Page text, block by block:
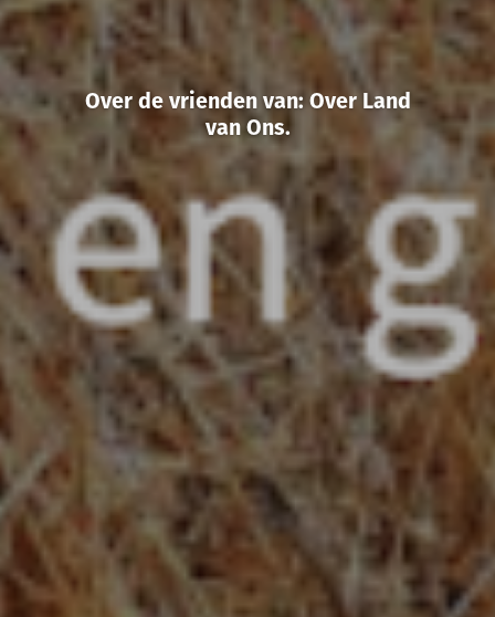
Over de vrienden van: Over Land
van Ons.